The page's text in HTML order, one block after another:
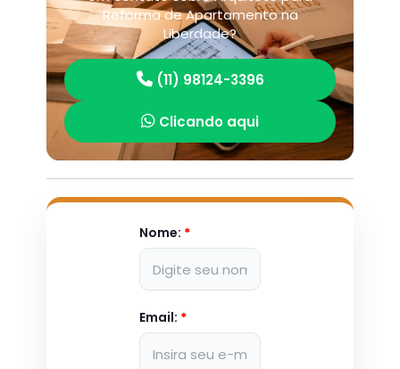
Reforma de Apartamento na
Liberdade?
(11) 98124-3396
Clicando aqui
Nome: *
Email: *